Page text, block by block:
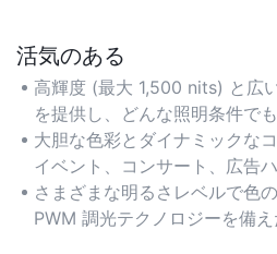
活気のある
高輝度 (最大 1,500 nits) と広
を提供し、どんな照明条件で
実現します。
大胆な色彩とダイナミックな
イベント、コンサート、広告
さまざまな明るさレベルで色
PWM 調光テクノロジーを備